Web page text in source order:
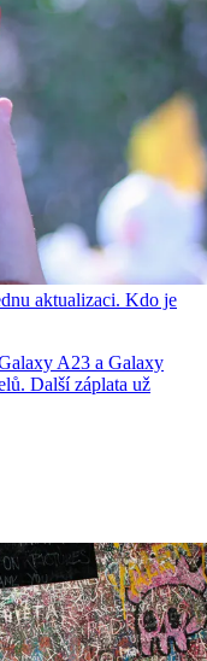
aktualizaci. Kdo je
A23 a Galaxy
Další záplata už